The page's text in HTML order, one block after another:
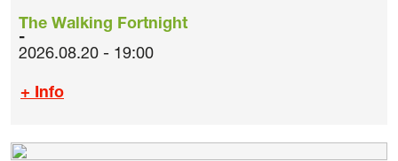
The Walking Fortnight
2026.08.20 - 19:00
+ Info